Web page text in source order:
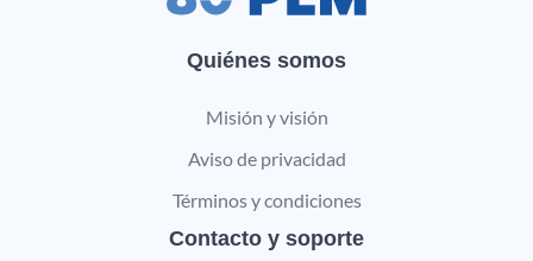
Quiénes somos
Misión y visión
Aviso de privacidad
Términos y condiciones
Contacto y soporte